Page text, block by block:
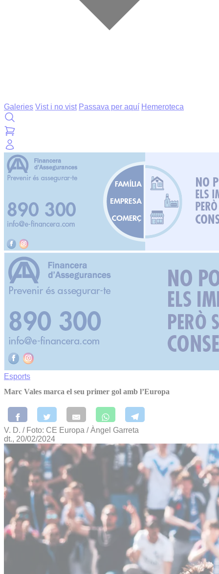
Galeries Vist i no vist Passava per aquí Hemeroteca
Esports
Marc Vales marca el seu primer gol amb l’Europa
V. D. / Foto: CE Europa / Àngel Garreta
dt., 20/02/2024